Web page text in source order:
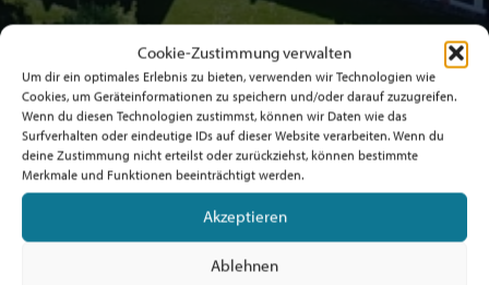
Cookie-Zustimmung verwalten
Um dir ein optimales Erlebnis zu bieten, verwenden wir Technologien wie
Cookies, um Geräteinformationen zu speichern und/oder darauf zuzugreifen.
Wenn du diesen Technologien zustimmst, können wir Daten wie das
Surfverhalten oder eindeutige IDs auf dieser Website verarbeiten. Wenn du
deine Zustimmung nicht erteilst oder zurückziehst, können bestimmte
Merkmale und Funktionen beeinträchtigt werden.
Akzeptieren
Ablehnen